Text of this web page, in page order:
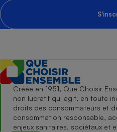
Créée en 1951, Que Choisir
non lucratif qui agit, en toute
droits des consommateurs et
consommation responsable,
enjeux sanitaires, sociétaux et